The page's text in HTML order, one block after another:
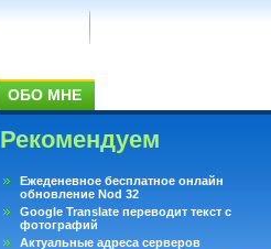
ОБО МНЕ
Рекомендуем
Ежеденевное бесплатное онлайн
обновление Nod 32
Google Translate переводит текст с
фотографий
Актуальные адреса серверов